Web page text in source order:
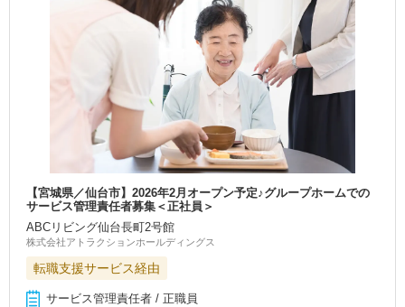
【宮城県／仙台市】2026年2月オープン予定♪グループホームでの
サービス管理責任者募集＜正社員＞
ABCリビング仙台長町2号館
株式会社アトラクションホールディングス
転職支援サービス経由
サービス管理責任者 / 正職員